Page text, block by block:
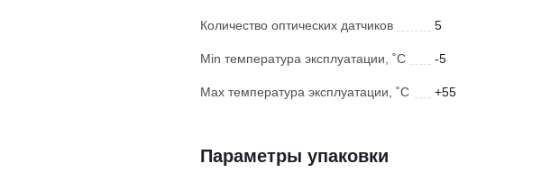
Количество оптических датчиков 5
Мin температура эксплуатации, ˚С -5
Мах температура эксплуатации, ˚С +55
Параметры упаковки